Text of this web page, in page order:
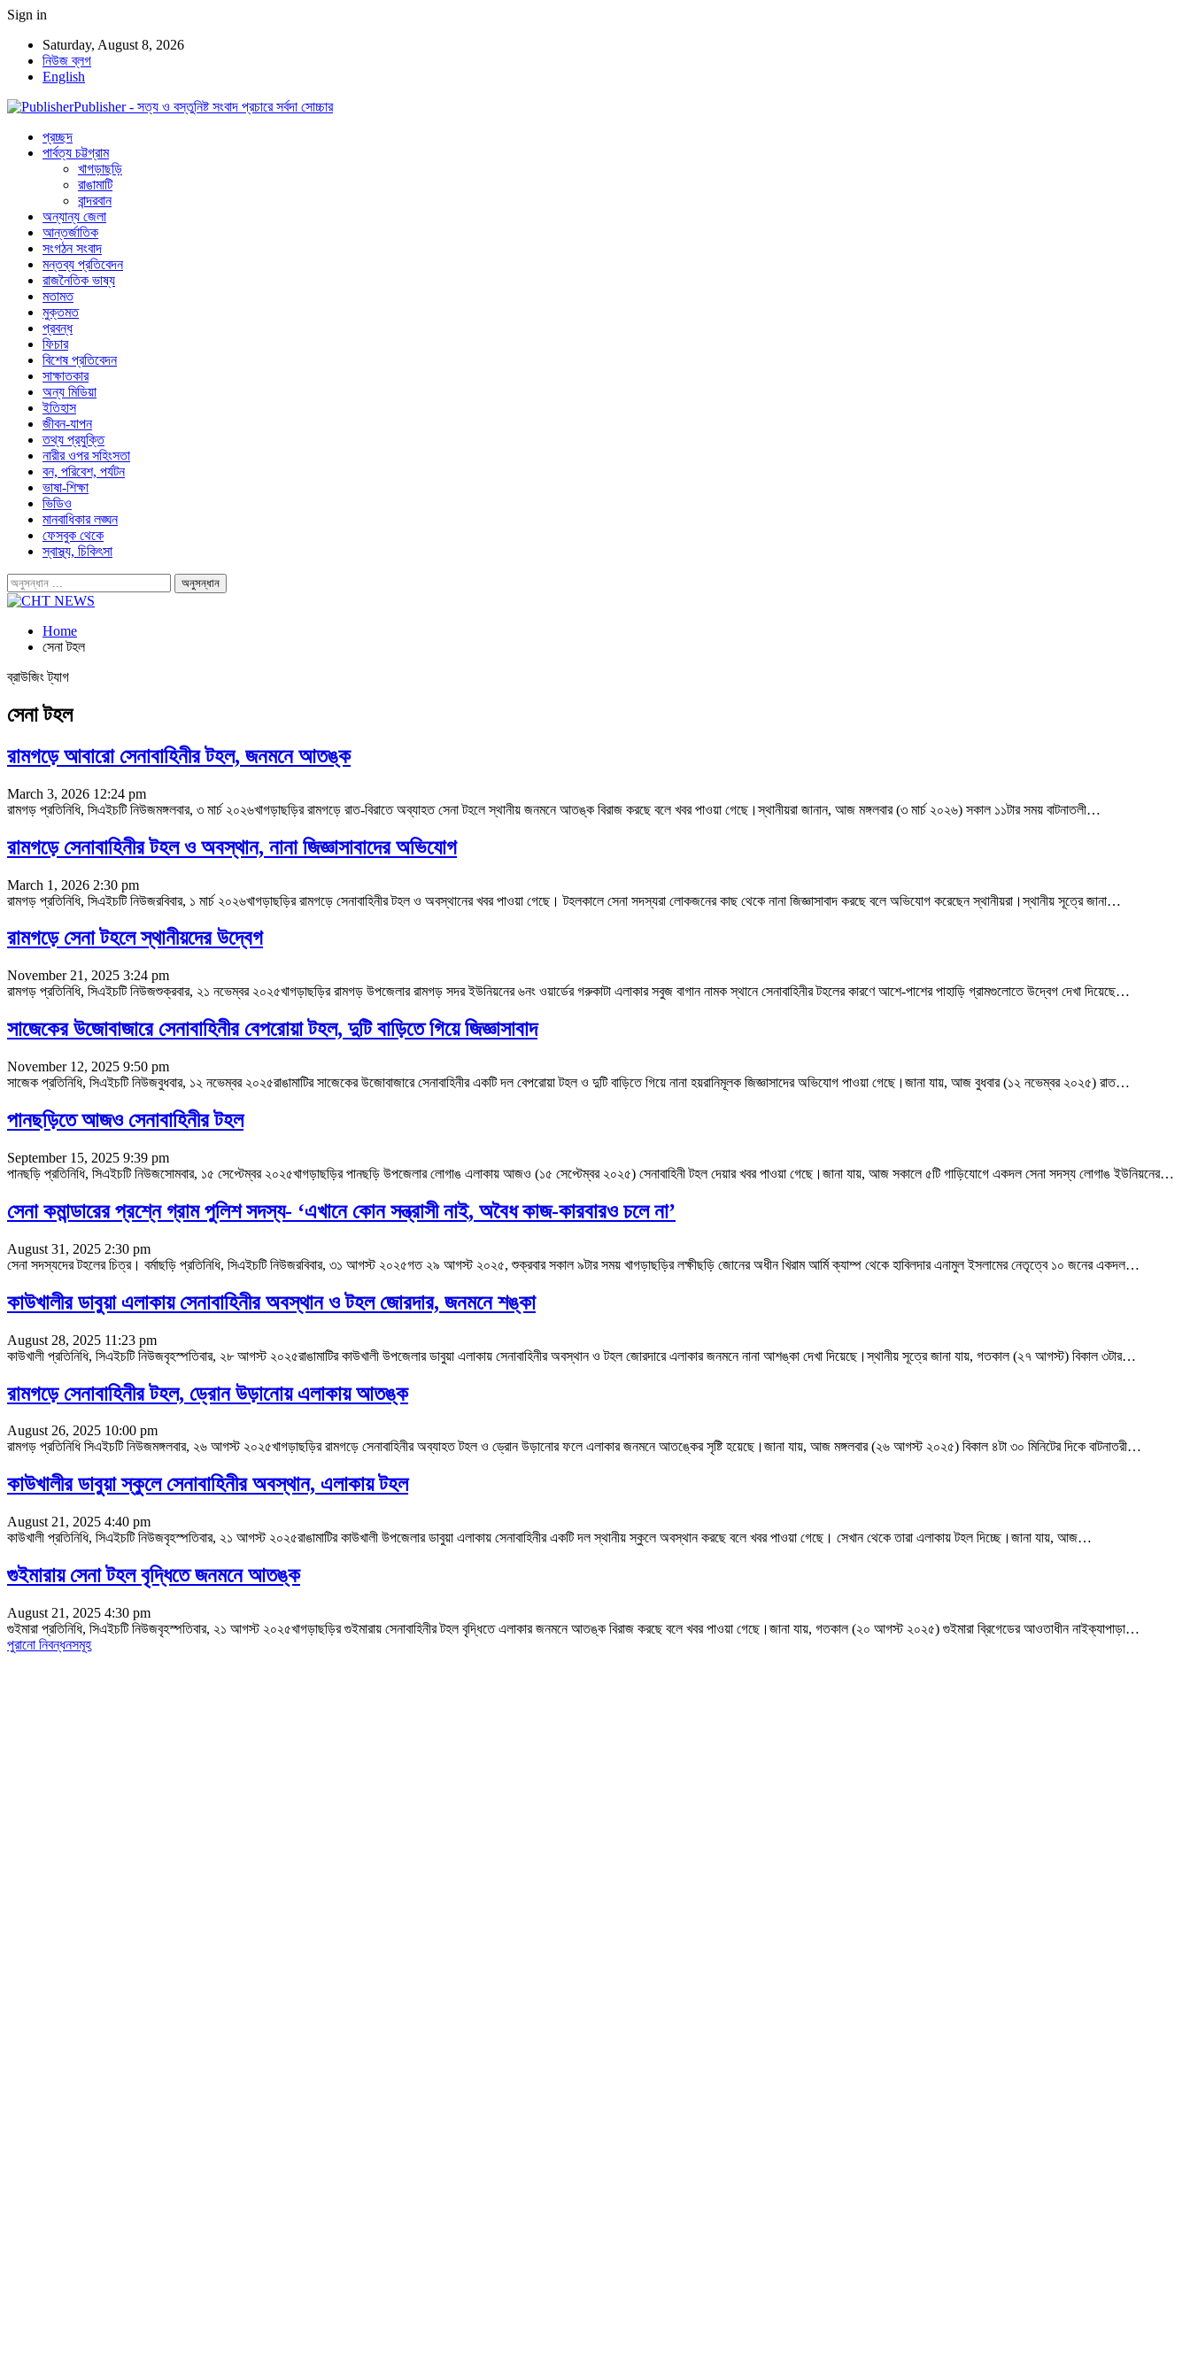
Sign in
Saturday, August 8, 2026
নিউজ ব্লগ
English
Publisher - সত্য ও বস্তুনিষ্ট সংবাদ প্রচারে সর্বদা সোচ্চার
প্রচ্ছদ
পার্বত্য চট্টগ্রাম
খাগড়াছড়ি
রাঙামাটি
বান্দরবান
অন্যান্য জেলা
আন্তর্জাতিক
সংগঠন সংবাদ
মন্তব্য প্রতিবেদন
রাজনৈতিক ভাষ্য
মতামত
মুক্তমত
প্রবন্ধ
ফিচার
বিশেষ প্রতিবেদন
সাক্ষাতকার
অন্য মিডিয়া
ইতিহাস
জীবন-যাপন
তথ্য প্রযুক্তি
নারীর ওপর সহিংসতা
বন, পরিবেশ, পর্যটন
ভাষা-শিক্ষা
ভিডিও
মানবাধিকার লঙ্ঘন
ফেসবুক থেকে
স্বাস্থ্য, চিকিৎসা
Home
সেনা টহল
ব্রাউজিং ট্যাগ
সেনা টহল
রামগড়ে আবারো সেনাবাহিনীর টহল, জনমনে আতঙ্ক
March 3, 2026 12:24 pm
রামগড় প্রতিনিধি, সিএইচটি নিউজমঙ্গলবার, ৩ মার্চ ২০২৬খাগড়াছড়ির রামগড়ে রাত-বিরাতে অব্যাহত সেনা টহলে স্থানীয় জনমনে আতঙ্ক বিরাজ করছে বলে খবর পাওয়া গেছে।স্থানীয়রা জানান, আজ মঙ্গলবার (৩ মার্চ ২০২৬) সকাল ১১টার সময় বাটনাতলী…
রামগড়ে সেনাবাহিনীর টহল ও অবস্থান, নানা জিজ্ঞাসাবাদের অভিযোগ
March 1, 2026 2:30 pm
রামগড় প্রতিনিধি, সিএইচটি নিউজরবিবার, ১ মার্চ ২০২৬খাগড়াছড়ির রামগড়ে সেনাবাহিনীর টহল ও অবস্থানের খবর পাওয়া গেছে। টহলকালে সেনা সদস্যরা লোকজনের কাছ থেকে নানা জিজ্ঞাসাবাদ করছে বলে অভিযোগ করেছেন স্থানীয়রা।স্থানীয় সূত্রে জানা…
রামগড়ে সেনা টহলে স্থানীয়দের উদ্বেগ
November 21, 2025 3:24 pm
রামগড় প্রতিনিধি, সিএইচটি নিউজশুক্রবার, ২১ নভেম্বর ২০২৫খাগড়াছড়ির রামগড় উপজেলার রামগড় সদর ইউনিয়নের ৬নং ওয়ার্ডের গরুকাটা এলাকার সবুজ বাগান নামক স্থানে সেনাবাহিনীর টহলের কারণে আশে-পাশের পাহাড়ি গ্রামগুলোতে উদ্বেগ দেখা দিয়েছে…
সাজেকের উজোবাজারে সেনাবাহিনীর বেপরোয়া টহল, দুটি বাড়িতে গিয়ে জিজ্ঞাসাবাদ
November 12, 2025 9:50 pm
সাজেক প্রতিনিধি, সিএইচটি নিউজবুধবার, ১২ নভেম্বর ২০২৫রাঙামাটির সাজেকের উজোবাজারে সেনাবাহিনীর একটি দল বেপরোয়া টহল ও দুটি বাড়িতে গিয়ে নানা হয়রানিমূলক জিজ্ঞাসাদের অভিযোগ পাওয়া গেছে।জানা যায়, আজ বুধবার (১২ নভেম্বর ২০২৫) রাত…
পানছড়িতে আজও সেনাবাহিনীর টহল
September 15, 2025 9:39 pm
পানছড়ি প্রতিনিধি, সিএইচটি নিউজসোমবার, ১৫ সেপ্টেম্বর ২০২৫খাগড়াছড়ির পানছড়ি উপজেলার লোগাঙ এলাকায় আজও (১৫ সেপ্টেম্বর ২০২৫) সেনাবাহিনী টহল দেয়ার খবর পাওয়া গেছে।জানা যায়, আজ সকালে ৫টি গাড়িযোগে একদল সেনা সদস্য লোগাঙ ইউনিয়নের…
সেনা কমান্ডারের প্রশ্নে গ্রাম পুলিশ সদস্য- ‘এখানে কোন সন্ত্রাসী নাই, অবৈধ কাজ-কারবারও চলে না’
August 31, 2025 2:30 pm
সেনা সদস্যদের টহলের চিত্র। বর্মাছড়ি প্রতিনিধি, সিএইচটি নিউজরবিবার, ৩১ আগস্ট ২০২৫গত ২৯ আগস্ট ২০২৫, শুক্রবার সকাল ৯টার সময় খাগড়াছড়ির লক্ষীছড়ি জোনের অধীন খিরাম আর্মি ক্যাম্প থেকে হাবিলদার এনামুল ইসলামের নেতৃত্বে ১০ জনের একদল…
কাউখালীর ডাবুয়া এলাকায় সেনাবাহিনীর অবস্থান ও টহল জোরদার, জনমনে শঙ্কা
August 28, 2025 11:23 pm
কাউখালী প্রতিনিধি, সিএইচটি নিউজবৃহস্পতিবার, ২৮ আগস্ট ২০২৫রাঙামাটির কাউখালী উপজেলার ডাবুয়া এলাকায় সেনাবাহিনীর অবস্থান ও টহল জোরদারে এলাকার জনমনে নানা আশঙ্কা দেখা দিয়েছে।স্থানীয় সূত্রে জানা যায়, গতকাল (২৭ আগস্ট) বিকাল ৩টার…
রামগড়ে সেনাবাহিনীর টহল, ড্রোন উড়ানোয় এলাকায় আতঙ্ক
August 26, 2025 10:00 pm
রামগড় প্রতিনিধি সিএইচটি নিউজমঙ্গলবার, ২৬ আগস্ট ২০২৫খাগড়াছড়ির রামগড়ে সেনাবাহিনীর অব্যাহত টহল ও ড্রোন উড়ানোর ফলে এলাকার জনমনে আতঙ্কের সৃষ্টি হয়েছে।জানা যায়, আজ মঙ্গলবার (২৬ আগস্ট ২০২৫) বিকাল ৪টা ৩০ মিনিটের দিকে বাটনাতরী…
কাউখালীর ডাবুয়া স্কুলে সেনাবাহিনীর অবস্থান, এলাকায় টহল
August 21, 2025 4:40 pm
কাউখালী প্রতিনিধি, সিএইচটি নিউজবৃহস্পতিবার, ২১ আগস্ট ২০২৫রাঙামাটির কাউখালী উপজেলার ডাবুয়া এলাকায় সেনাবাহিনীর একটি দল স্থানীয় স্কুলে অবস্থান করছে বলে খবর পাওয়া গেছে। সেখান থেকে তারা এলাকায় টহল দিচ্ছে।জানা যায়, আজ…
গুইমারায় সেনা টহল বৃদ্ধিতে জনমনে আতঙ্ক
August 21, 2025 4:30 pm
গুইমারা প্রতিনিধি, সিএইচটি নিউজবৃহস্পতিবার, ২১ আগস্ট ২০২৫খাগড়াছড়ির গুইমারায় সেনাবাহিনীর টহল বৃদ্ধিতে এলাকার জনমনে আতঙ্ক বিরাজ করছে বলে খবর পাওয়া গেছে।জানা যায়, গতকাল (২০ আগস্ট ২০২৫) গুইমারা ব্রিগেডের আওতাধীন নাইক্যাপাড়া…
পুরানো নিবন্ধনসমূহ